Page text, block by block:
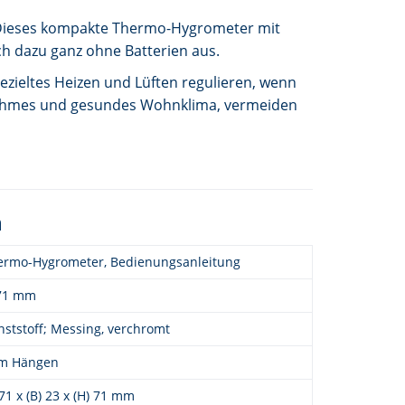
kompakte Thermo-Hygrometer mit
dazu ganz ohne Batterien aus.
Heizen und Lüften regulieren, wenn
und gesundes Wohnklima, vermeiden
Hygrometer, Bedienungsanleitung
mm
Messing, verchromt
Hängen
x (B) 23 x (H) 71 mm